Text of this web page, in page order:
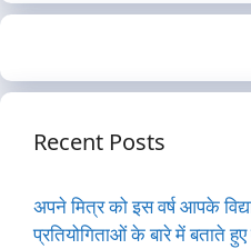
Recent Posts
अपने मित्र को इस वर्ष आपके
प्रतियोगिताओं के बारे में बताते